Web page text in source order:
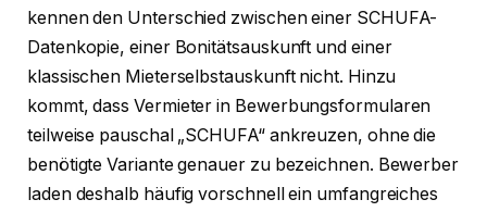
kennen den Unterschied zwischen einer SCHUFA-
Datenkopie, einer Bonitätsauskunft und einer
klassischen Mieterselbstauskunft nicht. Hinzu
kommt, dass Vermieter in Bewerbungsformularen
teilweise pauschal „SCHUFA“ ankreuzen, ohne die
benötigte Variante genauer zu bezeichnen. Bewerber
laden deshalb häufig vorschnell ein umfangreiches